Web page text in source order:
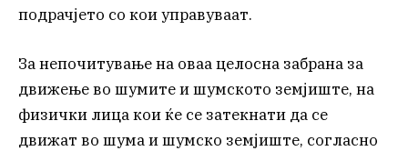
подрачјето со кои управуваат.
За непочитување на оваа целосна забрана за
движење во шумите и шумското земјиште, на
физички лица кои ќе се затекнати да се
движат во шума и шумско земјиште, согласно